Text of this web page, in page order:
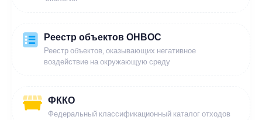
Реестр объектов ОНВОС
Реестр объектов, оказывающих негативное
воздействие на окружающую среду
ФККО
Федеральный классификационный каталог отходов